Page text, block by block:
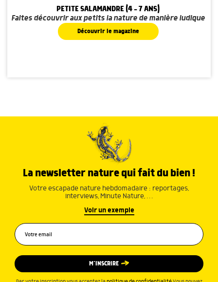
PETITE SALAMANDRE (4 - 7 ANS)
Faites découvrir aux petits la nature de manière ludique
Découvrir le magazine
La newsletter nature qui fait du bien !
Votre escapade nature hebdomadaire : reportages,
interviews, Minute Nature, …
Voir un exemple
M’INSCRIRE